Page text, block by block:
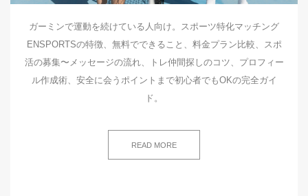
ガーミンで運動を続けている人向け。スポーツ特化マッチング
ENSPORTSの特徴、無料でできること、料金プラン比較、スポ
活の募集〜メッセージの流れ、トレ仲間探しのコツ、プロフィー
ル作成術、安全に会うポイントまで初心者でもOKの完全ガイ
ド。
READ MORE